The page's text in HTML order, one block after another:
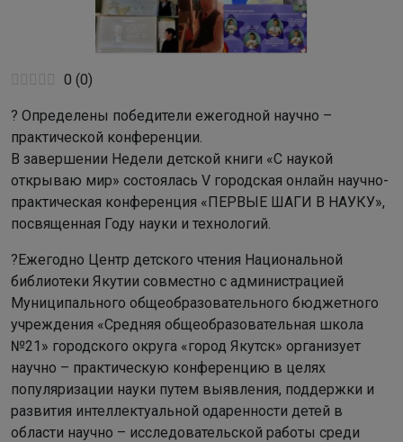
0 (0)
? Определены победители ежегодной научно –
практической конференции.
В завершении Недели детской книги «С наукой
открываю мир» состоялась V городская онлайн научно-
практическая конференция «ПЕРВЫЕ ШАГИ В НАУКУ»,
посвященная Году науки и технологий.
?Ежегодно Центр детского чтения Национальной
библиотеки Якутии совместно с администрацией
Муниципального общеобразовательного бюджетного
учреждения «Средняя общеобразовательная школа
№21» городского округа «город Якутск» организует
научно – практическую конференцию в целях
популяризации науки путем выявления, поддержки и
развития интеллектуальной одаренности детей в
области научно – исследовательской работы среди